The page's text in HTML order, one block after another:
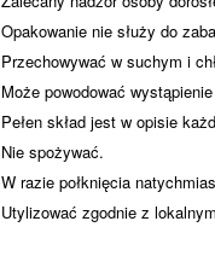
Opakowanie nie służy do
Przechowywać w suchym i
Może powodować
Pełen skład jest w opisie
Nie spożywać.
W razie połknięcia
Utylizować zgodnie z